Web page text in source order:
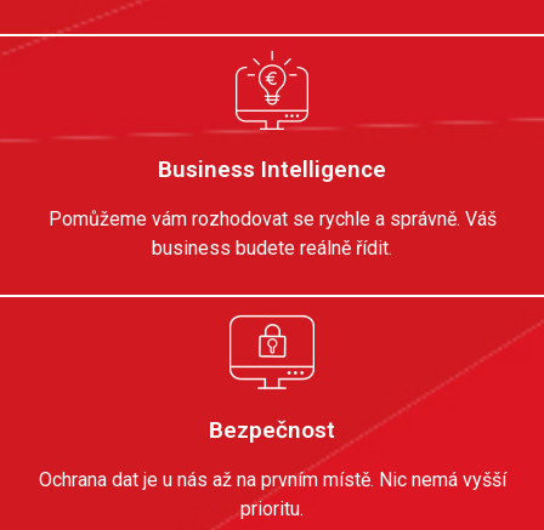
Business Intelligence
Pomůžeme vám rozhodovat se rychle a správně. Váš
business budete reálně řídit.
Bezpečnost
Ochrana dat je u nás až na prvním místě. Nic nemá vyšší
prioritu.